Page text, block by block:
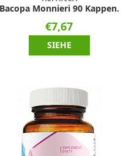
Bacopa Monnieri 90 Kappen.
€7,67
SIEHE